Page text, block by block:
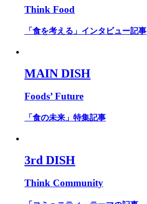
Think Food
「食を考える」インタビュー記事
MAIN DISH
Foods’ Future
「食の未来」特集記事
3rd DISH
Think Community